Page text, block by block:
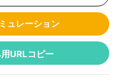
ュレーション
URLコピー